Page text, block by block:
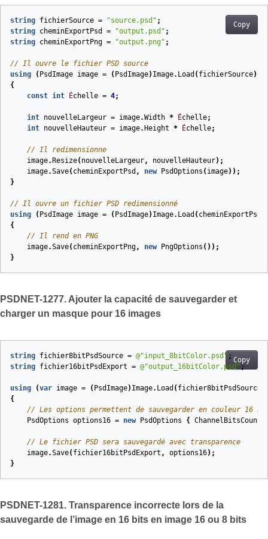
Copy
string fichierSource = "source.psd" ;
string cheminExportPsd = "output.psd" ;
string cheminExportPng = "output.png" ;
// Il ouvre le fichier PSD source
using
( PsdImage image = ( PsdImage) Image. Load ( fichierSource))
{
const int Échelle = 4;
int nouvelleLargeur = image.Width * Échelle;
int nouvelleHauteur = image. Height * Échelle;
// Il redimensionne
image. Resize( nouvelleLargeur, nouvelleHauteur);
image.Save( cheminExportPsd , new PsdOptions ( image));
}
// Il ouvre un fichier PSD redimensionné
using
( PsdImage image = ( PsdImage) Image. Load ( cheminExportPsd
{
// Il rend en PNG
image.Save( cheminExportPng, new PngOptions ());
}
PSDNET-1277. Ajouter la capacité de sauvegarder et
charger un masque pour 16 images
Copy
string fichier8bitPsdSource = @"input_8bitColor.psd" ;
string fichier16bitPsdExport = @"output_16bitColor.psd" ;
using (var image = ( PsdImage) Image. Load ( fichier8bitPsdSource
{
// Les options permettent de sauvegarder en couleur 16
PsdOptions options16 = new PsdOptions { ChannelBitsCount
// Le fichier PSD sera sauvegardé avec transparence
image.Save( fichier16bitPsdExport , options16);
}
PSDNET-1281. Transparence incorrecte lors de la
sauvegarde de l’image en 16 bits en image 16 ou 8 bits